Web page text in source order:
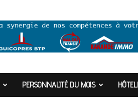
PERSONNALITÉ DU MOIS